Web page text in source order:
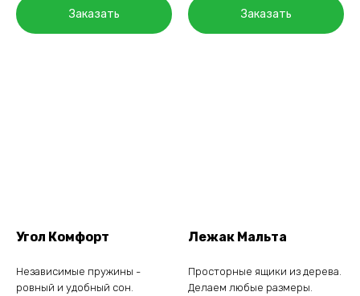
Заказать Заказать
Угол Комфорт
Независимые пружины -
ровный и удобный сон.
Лежак Мальта
Просторные ящики из дерева.
Делаем любые размеры.